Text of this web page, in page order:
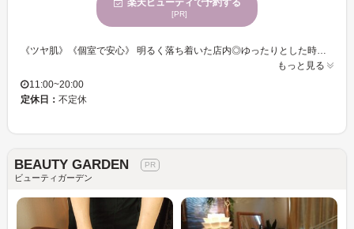
[PR]
もっと見る
11:00~20:00
定休日： 不定休
BEAUTY GARDEN
ビューティガーデン